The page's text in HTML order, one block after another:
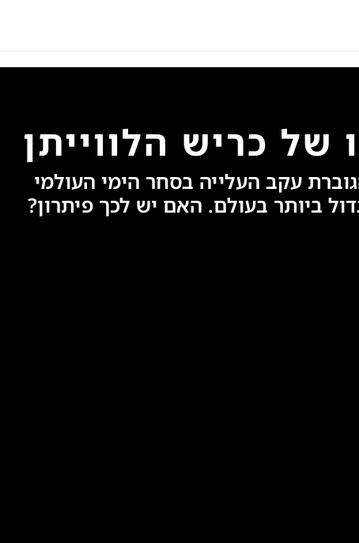
של כריש הלווייתן
עקב העלייה בסחר הימי העולמי
ביותר בעולם. האם יש לכך פיתרון?